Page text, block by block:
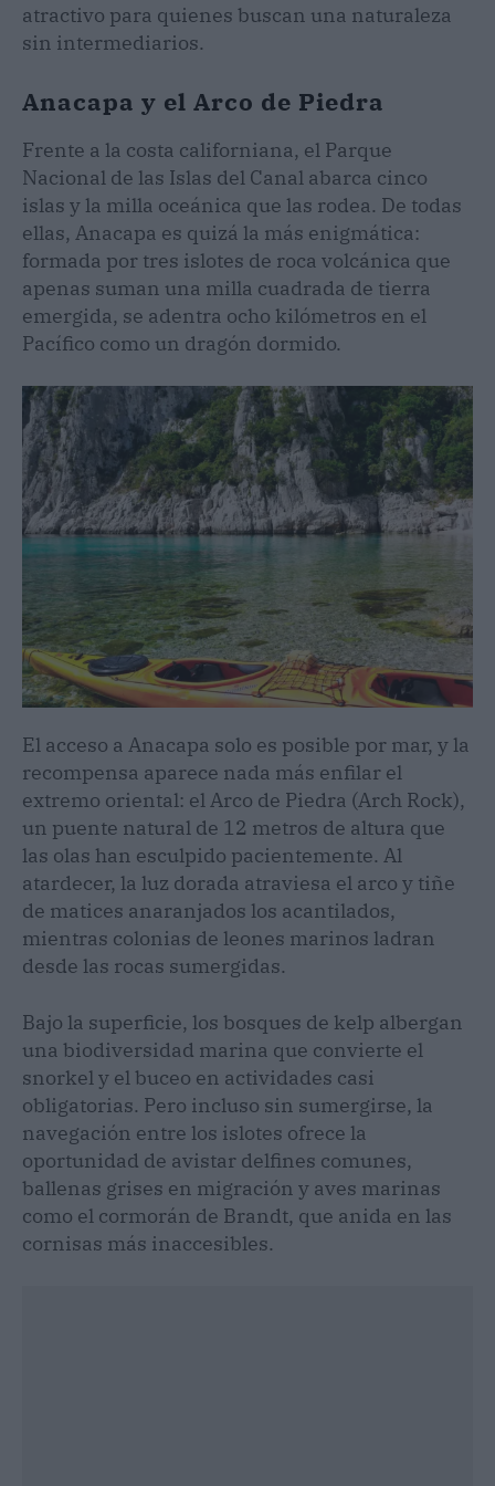
atractivo para quienes buscan una naturaleza
sin intermediarios.
Anacapa y el Arco de Piedra
Frente a la costa californiana, el Parque
Nacional de las Islas del Canal abarca cinco
islas y la milla oceánica que las rodea. De todas
ellas, Anacapa es quizá la más enigmática:
formada por tres islotes de roca volcánica que
apenas suman una milla cuadrada de tierra
emergida, se adentra ocho kilómetros en el
Pacífico como un dragón dormido.
El acceso a Anacapa solo es posible por mar, y la
recompensa aparece nada más enfilar el
extremo oriental: el Arco de Piedra (Arch Rock),
un puente natural de 12 metros de altura que
las olas han esculpido pacientemente. Al
atardecer, la luz dorada atraviesa el arco y tiñe
de matices anaranjados los acantilados,
mientras colonias de leones marinos ladran
desde las rocas sumergidas.
Bajo la superficie, los bosques de kelp albergan
una biodiversidad marina que convierte el
snorkel y el buceo en actividades casi
obligatorias. Pero incluso sin sumergirse, la
navegación entre los islotes ofrece la
oportunidad de avistar delfines comunes,
ballenas grises en migración y aves marinas
como el cormorán de Brandt, que anida en las
cornisas más inaccesibles.